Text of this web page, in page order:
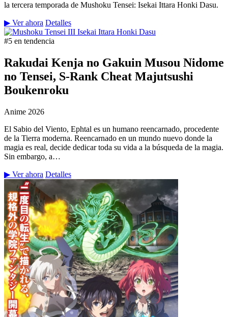
la tercera temporada de Mushoku Tensei: Isekai Ittara Honki Dasu.
▶ Ver ahora Detalles
#5 en tendencia
Rakudai Kenja no Gakuin Musou Nidome
no Tensei, S-Rank Cheat Majutsushi
Boukenroku
Anime 2026
El Sabio del Viento, Ephtal es un humano reencarnado, procedente
de la Tierra moderna. Reencarnado en un mundo nuevo donde la
magia es real, decide dedicar toda su vida a la búsqueda de la magia.
Sin embargo, a…
▶ Ver ahora Detalles